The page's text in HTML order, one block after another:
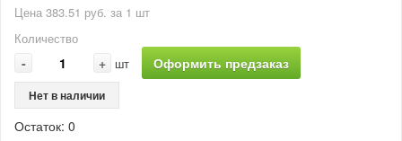
Цена 383.51 руб. за 1 шт
Количество
- + шт Оформить предзаказ
Нет в наличии
Остаток: 0